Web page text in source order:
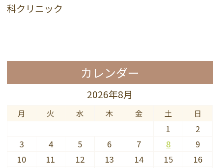
カレンダー
2026年8月
月 火 水 木 金 土 日
1
2
3
4 5 6 7 8
9
10
11 12 13 14 15
16